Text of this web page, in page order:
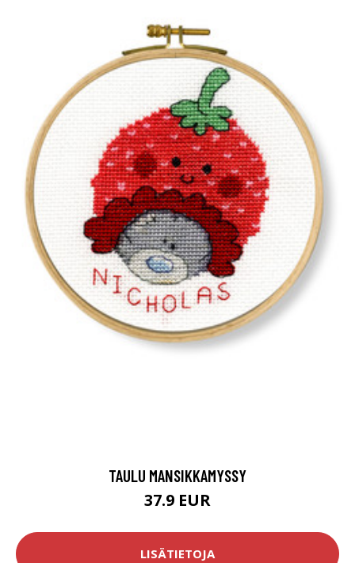
TAULU MANSIKKAMYSSY
37.9 EUR
LISÄTIETOJA